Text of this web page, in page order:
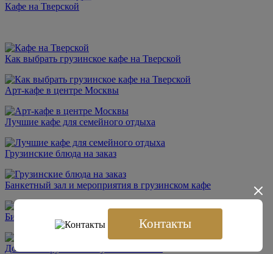
Кафе на Тверской
Как выбрать грузинское кафе на Тверской
Арт-кафе в центре Москвы
Лучшие кафе для семейного отдыха
Грузинские блюда на заказ
Банкетный зал и мероприятия в грузинском кафе
Бизнес-ланч в центре Москвы
Доставка грузинской кухни в Москве
Контакты